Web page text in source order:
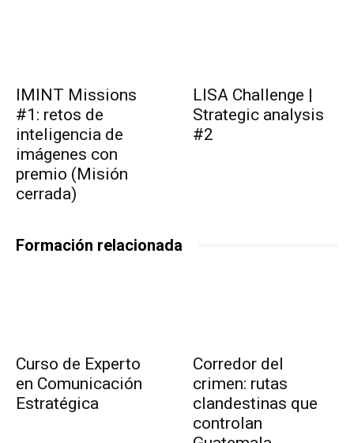
IMINT Missions
#1: retos de
inteligencia de
imágenes con
premio (Misión
cerrada)
LISA Challenge |
Strategic analysis
#2
Formación relacionada
Curso de Experto
en Comunicación
Estratégica
Corredor del
crimen: rutas
clandestinas que
controlan